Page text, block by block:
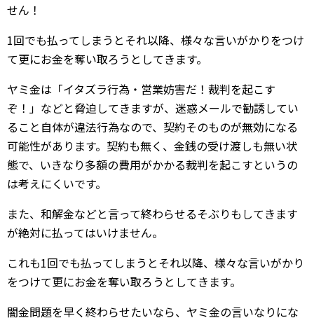
せん！
1回でも払ってしまうとそれ以降、様々な言いがかりをつけ
て更にお金を奪い取ろうとしてきます。
ヤミ金は「イタズラ行為・営業妨害だ！裁判を起こす
ぞ！」などと脅迫してきますが、迷惑メールで勧誘してい
ること自体が違法行為なので、契約そのものが無効になる
可能性があります。契約も無く、金銭の受け渡しも無い状
態で、いきなり多額の費用がかかる裁判を起こすというの
は考えにくいです。
また、和解金などと言って終わらせるそぶりもしてきます
が絶対に払ってはいけません。
これも1回でも払ってしまうとそれ以降、様々な言いがかり
をつけて更にお金を奪い取ろうとしてきます。
闇金問題を早く終わらせたいなら、ヤミ金の言いなりにな